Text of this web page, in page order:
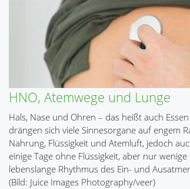
HNO, Atemwege und Lunge
Hals, Nase und Ohren – das heißt auch
drängen sich viele Sinnesorgane auf
Nahrung, Flüssigkeit und Atemluft, jedoch
einige Tage ohne Flüssigkeit, aber nur
lebenslange Rhythmus des Ein- und
(Bild: Juice Images Photography/veer)